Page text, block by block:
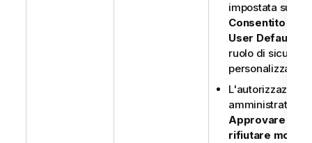
impostata su
Consentito
User Default
ruolo di
personalizzato.
L'autorizzazione
amministratore
Approvare o
rifiutare